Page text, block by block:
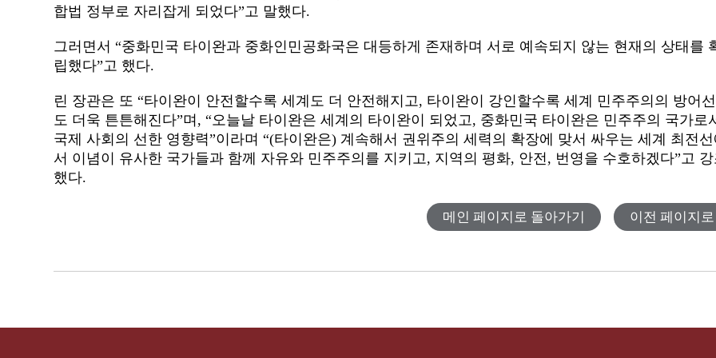
합법 정부로 자리잡게 되었다”고 말했다.
그러면서“중화민국 타이완과 중화인민공화국은 대등하게 존재하며 서로 예속되지 않는 현재의 상태를
립했다”고 했다.
린 장관은 또 “타이완이 안전할수록 세계도 더 안전해지고, 타이완이 강인할수록 세계 민주주의의 방어선
도 더욱 튼튼해진다”며 , “오늘날 타이완은 세계의 타이완이 되었고, 중화민국 타이완은 민주주의 국가로
국제 사회의 선한 영향력”이라며 “(타이완은)계속해서 권위주의 세력의 확장에 맞서 싸우는 세계 최전선
서 이념이 유사한 국가들과 함께 자유와 민주주의를 지키고, 지역의 평화, 안전, 번영을 수호하겠다”고 강
했다.
메인 페이지로 돌아가기 이전 페이지로